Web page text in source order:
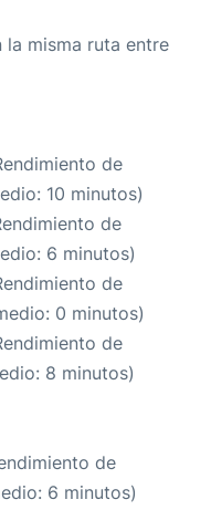
la misma ruta entre
de
10 minutos)
de
6 minutos)
de
0 minutos)
de
8 minutos)
de
6 minutos)